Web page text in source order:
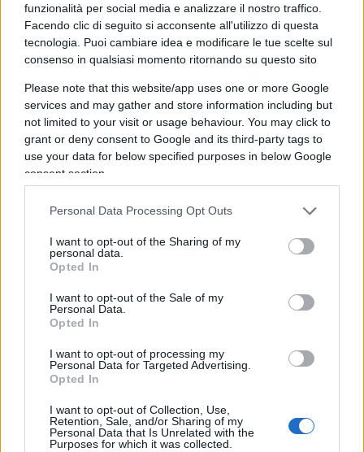
funzionalità per social media e analizzare il nostro traffico.
Facendo clic di seguito si acconsente all'utilizzo di questa
tecnologia. Puoi cambiare idea e modificare le tue scelte sul
consenso in qualsiasi momento ritornando su questo sito
Please note that this website/app uses one or more Google
services and may gather and store information including but
not limited to your visit or usage behaviour. You may click to
grant or deny consent to Google and its third-party tags to
use your data for below specified purposes in below Google
consent section.
Personal Data Processing Opt Outs
I want to opt-out of the Sharing of my
personal data.
Opted In
I want to opt-out of the Sale of my
Personal Data.
Opted In
I want to opt-out of processing my
Personal Data for Targeted Advertising.
Opted In
I want to opt-out of Collection, Use,
Retention, Sale, and/or Sharing of my
Personal Data that Is Unrelated with the
Purposes for which it was collected.
Perché chi amministra in buona fede deve poter
firmare senza paura.Ma chi paga le tasse deve
poter dormire altrettanto tranquillo, sapendo
che qualcuno continua a controllare come
vengono spesi i suoi soldi. Machiavelli,
probabilmente, avrebbe capito anche questo.
Luigi Bisignani per Il Tempo, 8 agosto 2026